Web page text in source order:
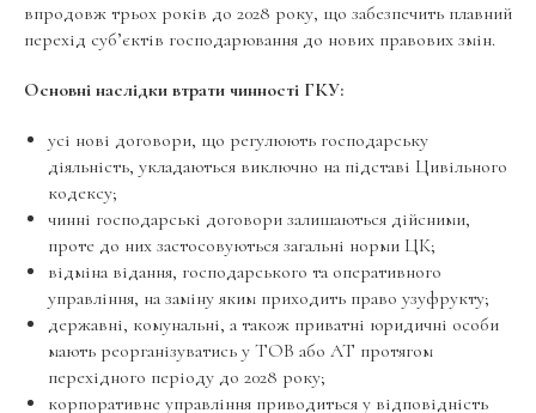
впродовж трьох років до 2028 року, що забезпечить плавний
перехід суб’єктів господарювання до нових правових змін.
Основні наслідки втрати чинності ГКУ:
усі нові договори, що регулюють господарську
діяльність, укладаються виключно на підставі Цивільного
кодексу;
чинні господарські договори залишаються дійсними,
проте до них застосовуються загальні норми ЦК;
відміна відання, господарського та оперативного
управління, на заміну яким приходить право узуфрукту;
державні, комунальні, а також приватні юридичні особи
мають реорганізуватись у ТОВ або АТ протягом
перехідного періоду до 2028 року;
корпоративне управління приводиться у відповідність